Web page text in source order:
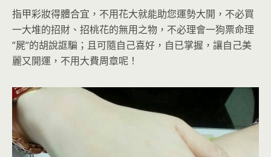
指甲彩妝得體合宜，不用花大就能助您運勢大開，不必買
一大堆的招財、招桃花的無用之物，不必理會一狗票命理
“屍“的胡說誆騙；且可隨自己喜好，自已掌握，讓自己美
麗又開運，不用大費周章呢！